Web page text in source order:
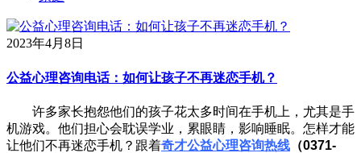
2023年4月8日
公益心理咨询电话：如何让孩子不再迷恋手机？
许多家长抱怨他们的孩子花太多时间在手机上，尤其是手
机游戏。他们担心会耽误学业，累眼睛，影响睡眠。怎样才能
让他们不再迷恋手机？跟着奇才公益心理咨询热线 （0371-